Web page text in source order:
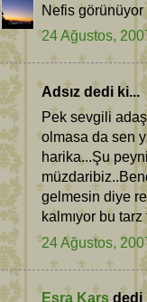
Nefis görünüyor
24 Ağustos,
Adsız dedi ki...
Pek sevgili
olmasa da sen
harika...Şu
gelmesin diye
kalmıyor bu
24 Ağustos,
Esra Kars dedi